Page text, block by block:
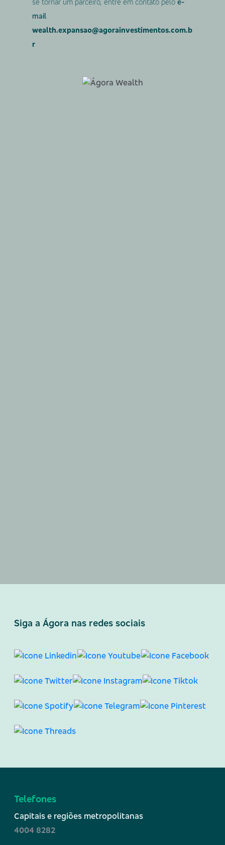
se tornar um parceiro, entre em contato pelo e-
mail
wealth.expansao@agorainvestimentos.com.b
r
Siga a Ágora nas redes sociais
Telefones
Capitais e regiões metropolitanas
4004 8282